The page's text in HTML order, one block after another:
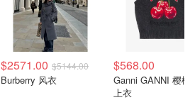
$2571.00 $5144.00
Burberry 风衣
$568.00
Ganni GANNI 樱桃
上衣